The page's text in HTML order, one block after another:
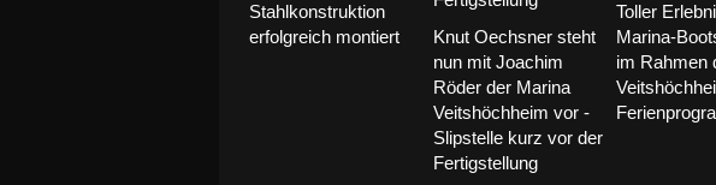
Stahlkonstruktion
erfolgreich montiert
Knut Oechsner steht
nun mit Joachim
Röder der Marina
Veitshöchheim vor -
Slipstelle kurz vor der
Fertigstellung
Toller
Marina-
im Rahmen